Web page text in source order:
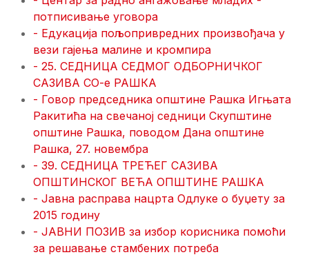
потписивање уговора
- Eдукацијa пољопривредних произвођача у
вези гајења малине и кромпира
- 25. СЕДНИЦА СЕДМОГ ОДБОРНИЧКОГ
САЗИВА СО-е РАШКА
- Говор председника општине Рашка Игњата
Ракитића на свечаној седници Скупштине
општине Рашка, поводом Дана општине
Рашка, 27. новембра
- 39. СЕДНИЦА ТРЕЋЕГ САЗИВА
ОПШТИНСКОГ ВЕЋА ОПШТИНЕ РАШКА
- Јавна расправа нацрта Одлуке о буџету за
2015 годину
- ЈАВНИ ПОЗИВ за избор корисника помоћи
за решавање стамбених потреба